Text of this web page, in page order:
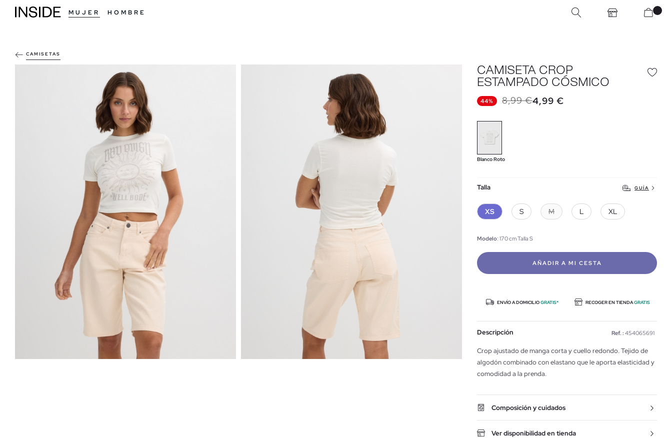
MUJER HOMBRE
CAMISETAS
CAMISETA CROP
ESTAMPADO CÓSMICO
44% 8,99 €4,99 €
Blanco Roto
Talla GUÍA
XS S M L XL
Modelo: 170 cm Talla S
AÑADIR A MI CESTA
ENVÍO A DOMICILIOGRATIS* RECOGER EN TIENDAGRATIS
Descripción Ref. : 454065691
Crop ajustado de manga corta y cuello redondo. Tejido de
algodón combinado con elastano que le aporta elasticidad y
comodidad a la prenda.
Composición y cuidados
Ver disponibilidad en tienda